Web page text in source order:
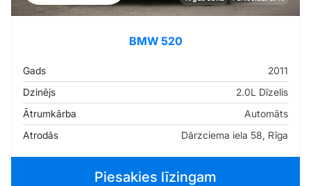
BMW 520
Gads
2011
Dzinējs
2.0L Dīzelis
Ātrumkārba
Automāts
Atrodās
Dārzciema iela 58, Rīga
Piesakies līzingam